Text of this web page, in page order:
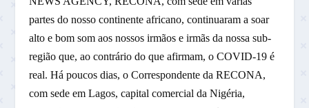
partes do nosso continente africano, continuaram a soar
alto e bom som aos nossos irmãos e irmãs da nossa sub-
região que, ao contrário do que afirmam, o COVID-19 é
real. Há poucos dias, o Correspondente da RECONA,
com sede em Lagos, capital comercial da Nigéria,